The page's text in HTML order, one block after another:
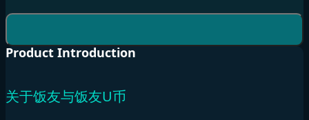
Product Introduction
关于饭友与饭友U币